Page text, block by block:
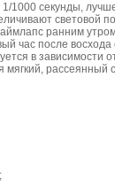
1000 секунды,
световой
ранним
час после
в зависимости
мягкий, рассеянный